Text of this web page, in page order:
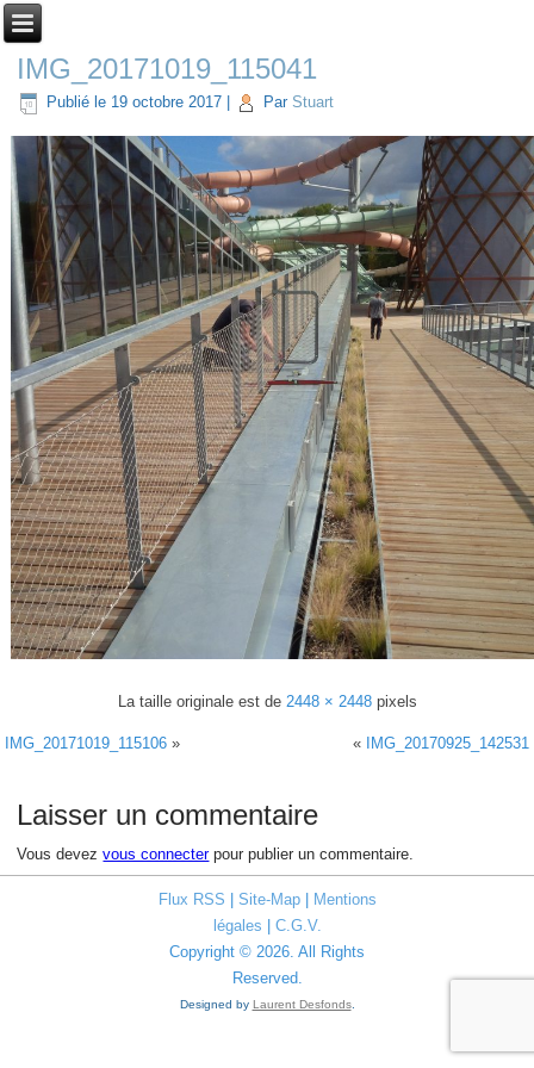
IMG_20171019_115041
Publié le 19 octobre 2017 Par Stuart
La taille originale est de 2448 × 2448pixels
IMG_20171019_115106 » « IMG_20170925_142531
Laisser un commentaire
Vous devezvous connecterpour publier un commentaire.
Flux RSS Site-Map|
Mentions
légales
C.G.V.
Copyright © 2026. All Rights
Reserved.
Designed by Laurent Desfonds.